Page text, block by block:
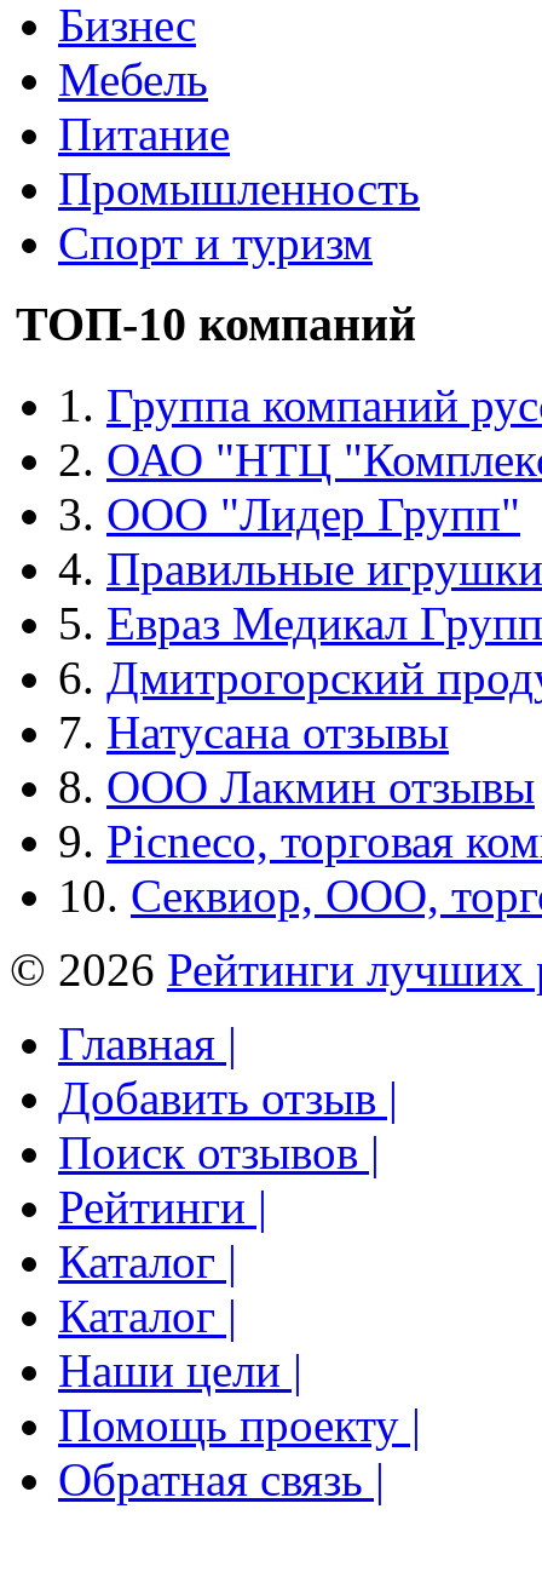
Бизнес
Мебель
Питание
Промышленность
Спорт и туризм
ТОП-10 компаний
1. Группа компаний
2. ОАО "НТЦ
3. ООО "Лидер Групп"
4. Правильные игрушки
5. Евраз Медикал Групп
6. Дмитрогорский
7. Натусана отзывы
8. ООО Лакмин отзывы
9. Picneco, торговая
10. Секвиор, ООО,
© 2026 Рейтинги лучших
Главная |
Добавить отзыв |
Поиск отзывов |
Рейтинги |
Каталог |
Каталог |
Наши цели |
Помощь проекту |
Обратная связь |